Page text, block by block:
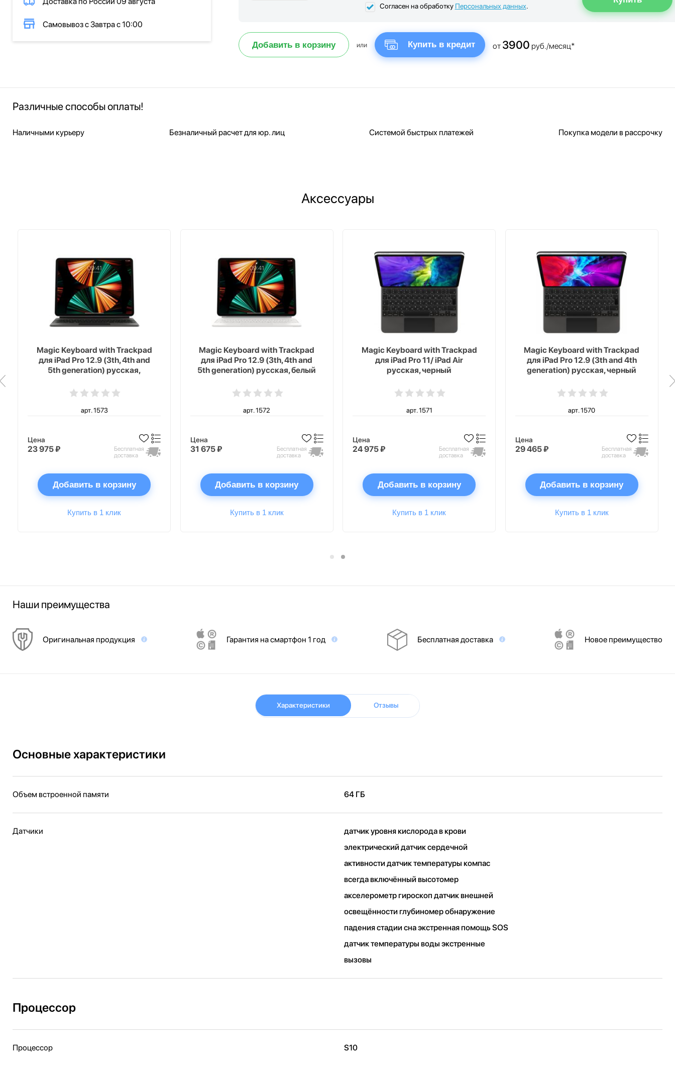
Самовывоз с Завтра с 10:00
Согласен на обработку Персональных данных.
Добавить в корзину или Купить в кредит от 3900 руб./месяц*
Различные способы оплаты!
Наличными курьеру Безналичный расчет для юр. лиц Системой быстрых платежей Покупка модели в рассрочку
Аксессуары
Magic Keyboard with Trackpad
для iPad Pro 12.9 (3th, 4th and
5th generation) русская,
арт. 1573
Цена
23 975 ₽
Бесплатная
доставка
Добавить в корзину
Купить в 1 клик
Magic Keyboard with Trackpad
для iPad Pro 12.9 (3th, 4th and
5th generation) русская, белый
арт. 1572
Цена
31 675 ₽
Бесплатная
доставка
Добавить в корзину
Купить в 1 клик
Magic Keyboard with Trackpad
для iPad Pro 11/ iPad Air
русская, черный
арт. 1571
Цена
24 975 ₽
Бесплатная
доставка
Добавить в корзину
Купить в 1 клик
Magic Keyboard with Trackpad
для iPad Pro 12.9 (3th and 4th
generation) русская, черный
арт. 1570
Цена
29 465 ₽
Бесплатная
доставка
Добавить в корзину
Купить в 1 клик
Наши преимущества
Оригинальная продукция Гарантия на смартфон 1 год Бесплатная доставка Новое преимущество
Характеристики Отзывы
Основные характеристики
Объем встроенной памяти 64 ГБ
Датчики
датчик уровня кислорода в крови
электрический датчик сердечной
активности датчик температуры компас
всегда включённый высотомер
акселерометр гироскоп датчик внешней
освещённости глубиномер обнаружение
падения стадии сна экстренная помощь SOS
датчик температуры воды экстренные
вызовы
Процессор
Процессор S10